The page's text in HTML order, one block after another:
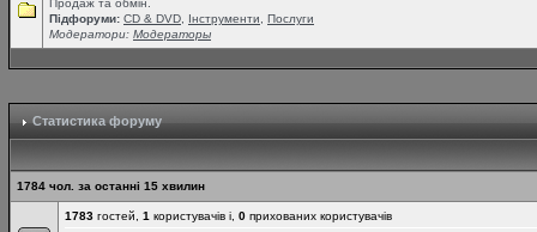
Продаж та обмін.
Підфоруми: СD & DVD Інструменти
Послуги
Модератори: Модераторы
Статистика форуму
1784 чол. за останні 15 хвилин
1783 гостей, 1 користувачів і, 0 прихованих користувачів